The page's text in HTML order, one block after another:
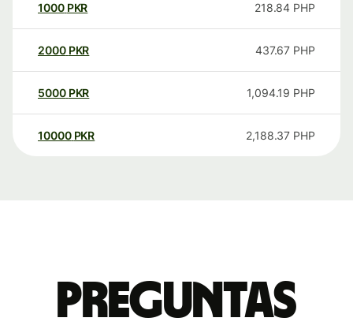
1000 PKR 218.84 PHP
2000 PKR 437.67 PHP
5000 PKR 1,094.19 PHP
10000 PKR 2,188.37 PHP
Preguntas